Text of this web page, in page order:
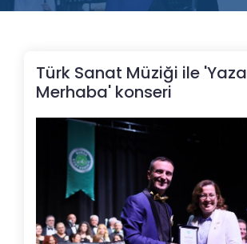
Türk Sanat Müziği ile 'Yaza
Merhaba' konseri